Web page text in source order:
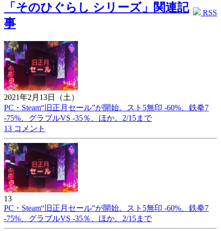
RSS
「そのひぐらし シリーズ」関連記
事
2021年2月13日（土）
PC・Steam“旧正月セール”が開始。スト5無印 -60%、鉄拳7
-75%、グラブルVS -35％、ほか。2/15まで
13 コメント
13
PC・Steam“旧正月セール”が開始。スト5無印 -60%、鉄拳7
-75%、グラブルVS -35％、ほか。2/15まで